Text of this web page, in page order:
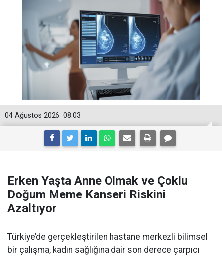
08:03
04 Ağustos 2026
Erken Yaşta Anne Olmak ve Çoklu
Doğum Meme Kanseri Riskini
Azaltıyor
Türkiye’de gerçekleştirilen hastane merkezli bilimsel
bir çalışma, kadın sağlığına dair son derece çarpıcı